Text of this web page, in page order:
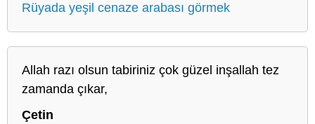
Rüyada yeşil cenaze arabası görmek
Allah razı olsun tabiriniz çok güzel inşallah tez
zamanda çıkar,
Çetin